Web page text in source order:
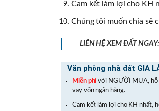
Cam kết làm lợi cho KH
Chúng tôi muốn chia sẻ
LIÊN HỆ XEM ĐẤT NGAY:
Văn phòng nhà đất GIA
Miễn phí với NGƯỜI MUA, hỗ
vay vốn ngân hàng.
Cam kết làm lợi cho KH nhất,